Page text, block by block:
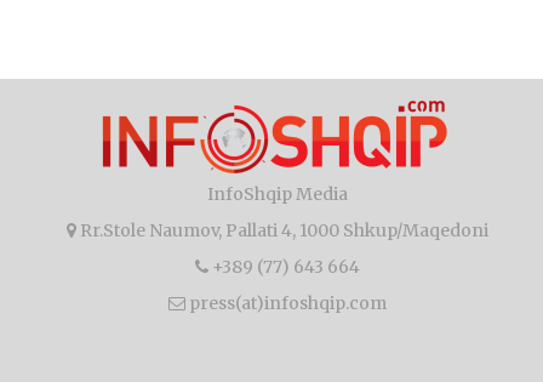
InfoShqip Media
Rr.Stole Naumov, Pallati 4, 1000 Shkup/Maqedoni
+389 (77) 643 664
press(at)infoshqip.com